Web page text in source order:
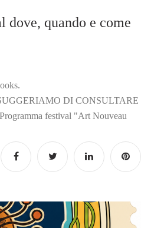
quando e come
DI CONSULTARE
Programma festival "Art Nouveau